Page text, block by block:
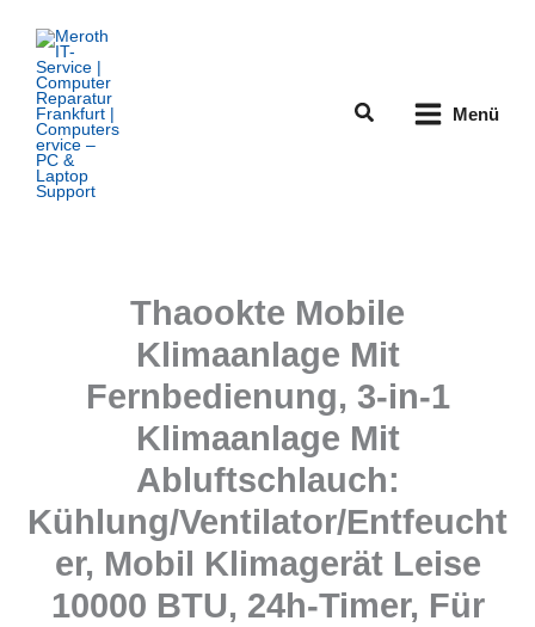
Inhalt
springen
Suchen Menü
Thaookte Mobile
Klimaanlage Mit
Fernbedienung, 3-in-1
Klimaanlage Mit
Abluftschlauch:
Kühlung/Ventilator/Entfeucht
er, Mobil Klimagerät Leise
10000 BTU, 24h-Timer, Für